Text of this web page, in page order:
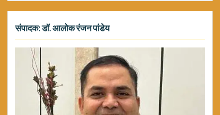
संपादक: डॉ. आलोक रंजन पांडेय